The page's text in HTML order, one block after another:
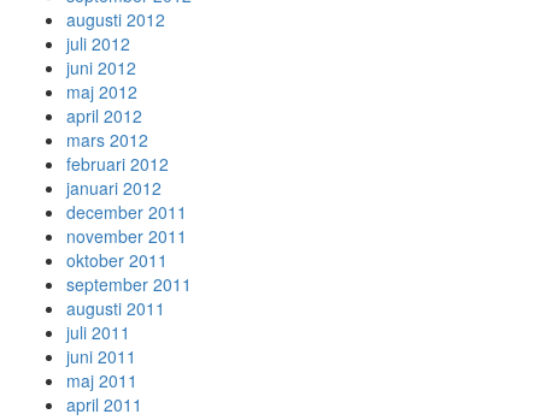
augusti 2012
juli 2012
juni 2012
maj 2012
april 2012
mars 2012
februari 2012
januari 2012
december 2011
november 2011
oktober 2011
september 2011
augusti 2011
juli 2011
juni 2011
maj 2011
april 2011